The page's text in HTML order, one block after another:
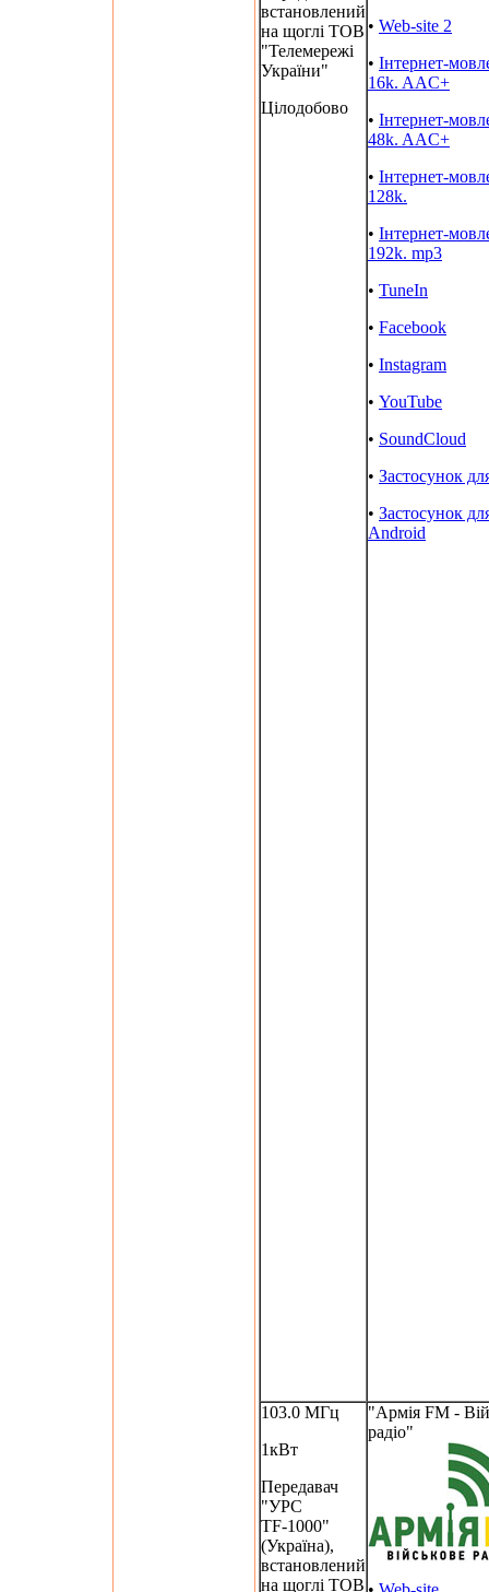
встановлений
на щоглі ТОВ
"Телемережі
України"
Цілодобово
• Web-site 2
• Інтернет-
16k. AAC+
• Інтернет-
48k. AAC+
• Інтернет-
128k.
• Інтернет-
192k. mp3
• TuneIn
• Facebook
• Instagram
• YouTube
• SoundCloud
• Застосунок
• Застосунок
Android
103.0 МГц
1кВт
Передавач
"УРС
TF-1000"
(Україна),
встановлений
на щоглі ТОВ
"Армія FM -
радіо"